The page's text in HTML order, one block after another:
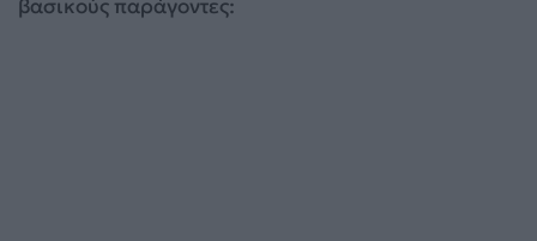
βασικούς παράγοντες: